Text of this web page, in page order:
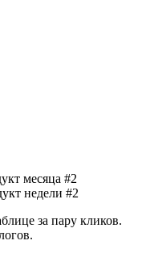
месяца #2
недели #2
за пару кликов.